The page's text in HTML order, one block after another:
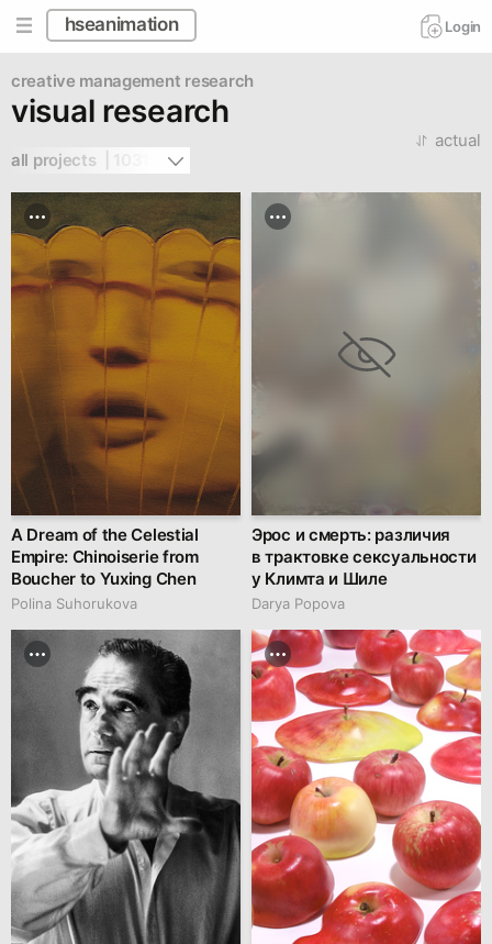
hseanimation Login
creative management research
visual research
all projects  | 10311
actual
A Dream of the Celestial
Empire: Chinoiserie from
Boucher to Yuxing Chen
Polina Suhorukova
Эрос и смерть: различия
в трактовке сексуальности
у Климта и Шиле
Darya Popova